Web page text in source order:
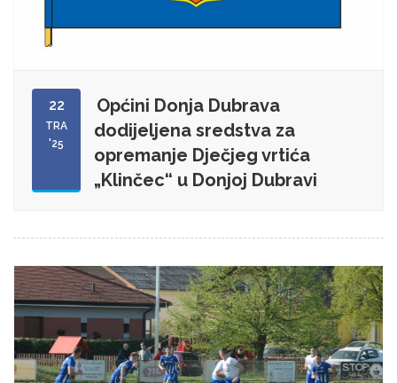
22
TRA
'25
Općini Donja Dubrava
dodijeljena sredstva za
opremanje Dječjeg vrtića
„Klinčec“ u Donjoj Dubravi